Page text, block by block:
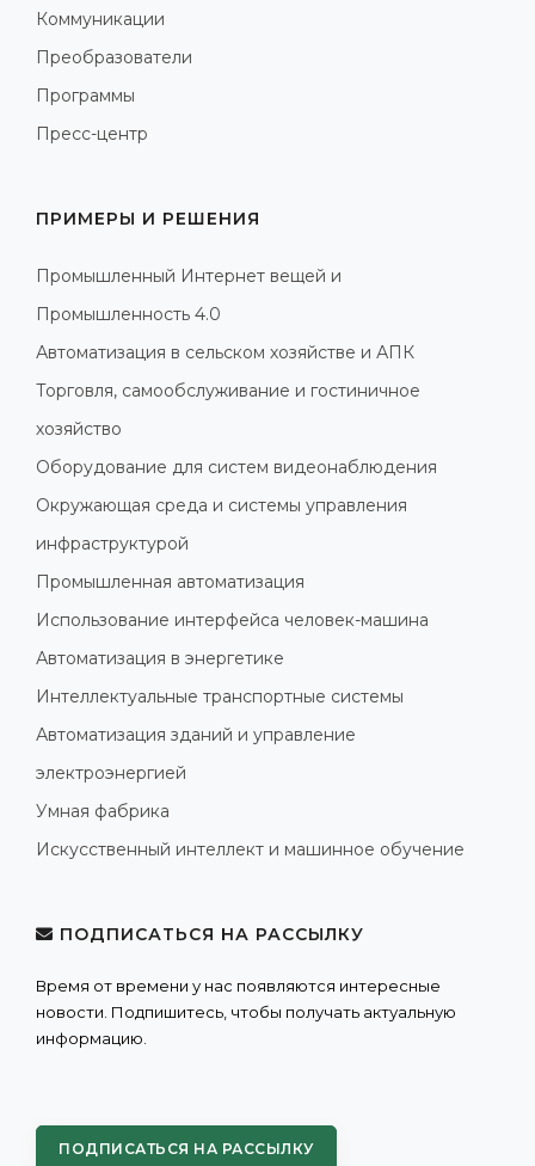
Коммуникации
Преобразователи
Программы
Пресс-центр
ПРИМЕРЫ И РЕШЕНИЯ
Промышленный Интернет вещей и
Промышленность 4.0
Автоматизация в сельском хозяйстве и АПК
Торговля, самообслуживание и гостиничное
хозяйство
Оборудование для систем видеонаблюдения
Окружающая среда и системы управления
инфраструктурой
Промышленная автоматизация
Использование интерфейса человек-машина
Автоматизация в энергетике
Интеллектуальные транспортные системы
Автоматизация зданий и управление
электроэнергией
Умная фабрика
Искусственный интеллект и машинное обучение
ПОДПИСАТЬСЯ НА РАССЫЛКУ
Время от времени у нас появляются интересные
новости. Подпишитесь, чтобы получать актуальную
информацию.
ПОДПИСАТЬСЯ НА РАССЫЛКУ